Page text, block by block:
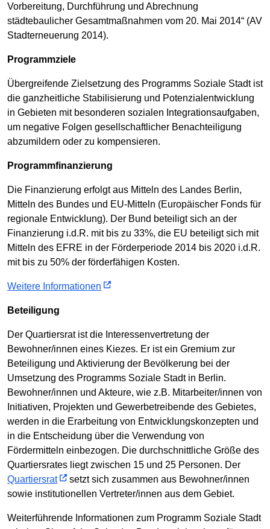
Vorbereitung, Durchführung und Abrechnung
städtebaulicher Gesamtmaßnahmen vom 20. Mai 2014“ (AV
Stadterneuerung 2014).
Programmziele
Übergreifende Zielsetzung des Programms Soziale Stadt ist
die ganzheitliche Stabilisierung und Potenzialentwicklung
in Gebieten mit besonderen sozialen Integrationsaufgaben,
um negative Folgen gesellschaftlicher Benachteiligung
abzumildern oder zu kompensieren.
Programmfinanzierung
Die Finanzierung erfolgt aus Mitteln des Landes Berlin,
Mitteln des Bundes und EU-Mitteln (Europäischer Fonds für
regionale Entwicklung). Der Bund beteiligt sich an der
Finanzierung i.d.R. mit bis zu 33%, die EU beteiligt sich mit
Mitteln des EFRE in der Förderperiode 2014 bis 2020 i.d.R.
mit bis zu 50% der förderfähigen Kosten.
Weitere Informationen
Beteiligung
Der Quartiersrat ist die Interessenvertretung der
Bewohner/innen eines Kiezes. Er ist ein Gremium zur
Beteiligung und Aktivierung der Bevölkerung bei der
Umsetzung des Programms Soziale Stadt in Berlin.
Bewohner/innen und Akteure, wie z.B. Mitarbeiter/innen von
Initiativen, Projekten und Gewerbetreibende des Gebietes,
werden in die Erarbeitung von Entwicklungskonzepten und
in die Entscheidung über die Verwendung von
Fördermitteln einbezogen. Die durchschnittliche Größe des
Quartiersrates liegt zwischen 15 und 25 Personen. Der
Quartiersrat
setzt sich zusammen aus Bewohner/innen
sowie institutionellen Vertreter/innen aus dem Gebiet.
Weiterführende Informationen zum Programm Soziale Stadt